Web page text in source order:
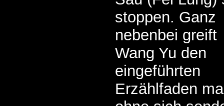
stoppen. Ganz
nebenbei greift
Wang Yu den
eingeführten
Erzählfaden